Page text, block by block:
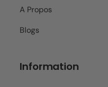
A Propos
Blogs
Information